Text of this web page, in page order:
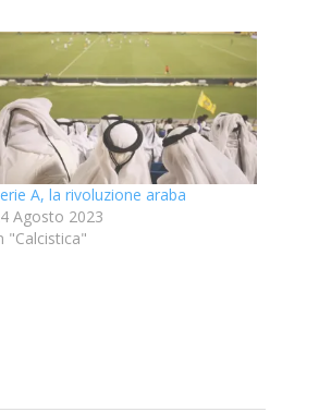
A, la rivoluzione araba
Agosto 2023
"Calcistica"
“La Grazia” di Sorrentino
da Milvia Marigliano
respiro del mare”, personale
di Terry Mangiatordi